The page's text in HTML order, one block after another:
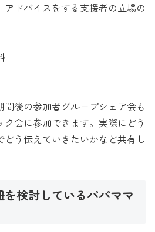
アドバイスをする支援者の立場の
後の参加者グループシェア会も
ク会に参加できます。実際にどう
う伝えていきたいかなど共有し
検討しているパパママ